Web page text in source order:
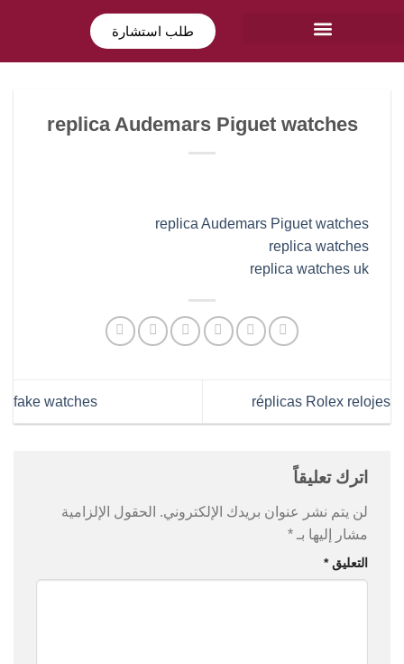
طلب استشارة
replica Audemars Piguet watches
replica Audemars Piguet watches
replica watches
replica watches uk
réplicas Rolex relojes
fake watches
اترك تعليقاً
لن يتم نشر عنوان بريدك الإلكتروني. الحقول الإلزامية
مشار إليها بـ *
التعليق*